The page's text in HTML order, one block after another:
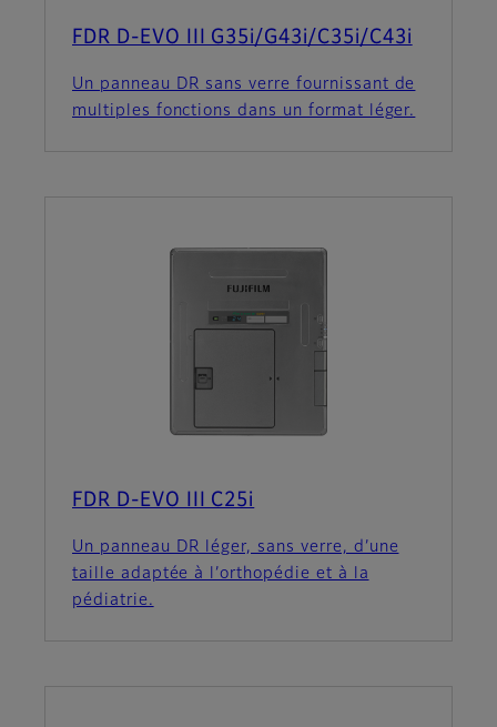
FDR D-EVO III G35i/G43i/C35i/C43i
Un panneau DR sans verre fournissant de
multiples fonctions dans un format léger.
FDR D-EVO III C25i
Un panneau DR léger, sans verre, d’une
taille adaptée à l’orthopédie et à la
pédiatrie.